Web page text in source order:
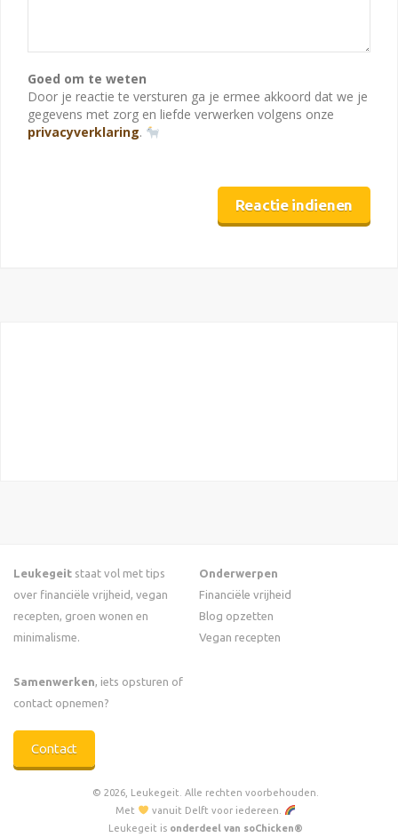
Goed om te weten
Door je reactie te versturen ga je ermee akkoord dat we je
gegevens met zorg en liefde verwerken volgens onze
privacyverklaring.
Leukegeit staat vol met tips
over financiële vrijheid, vegan
recepten, groen wonen en
minimalisme.
Samenwerken, iets opsturen of
contact opnemen?
Contact
Onderwerpen
Financiële vrijheid
Blog opzetten
Vegan recepten
© 2026, Leukegeit. Alle rechten voorbehouden.
Met
vanuit Delft voor iedereen.
Leukegeit is onderdeel van soChicken®